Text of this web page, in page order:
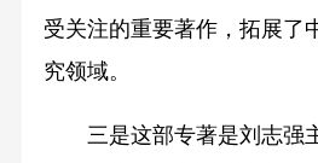
受关注的重要著作，拓展了
究领域。
三是这部专著是刘志强